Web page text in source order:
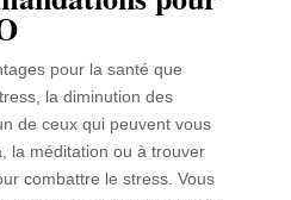
pour la santé que
la diminution des
de ceux qui peuvent vous
la méditation ou à trouver
combattre le stress. Vous